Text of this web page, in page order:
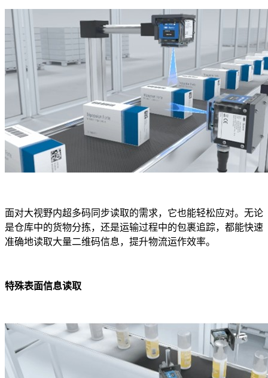
面对大视野内超多码同步读取的需求，它也能轻松应对。无论
是仓库中的货物分拣，还是运输过程中的包裹追踪，都能快速
准确地读取大量二维码信息，提升物流运作效率。
特殊表面信息读取